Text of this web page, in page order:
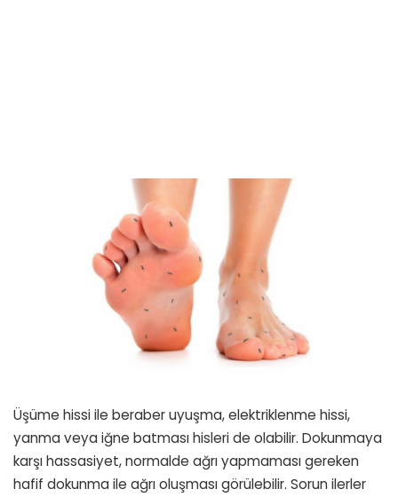
Üşüme hissi ile beraber uyuşma, elektriklenme hissi,
yanma veya iğne batması hisleri de olabilir. Dokunmaya
karşı hassasiyet, normalde ağrı yapmaması gereken
hafif dokunma ile ağrı oluşması görülebilir. Sorun ilerler